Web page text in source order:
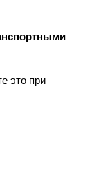
это при